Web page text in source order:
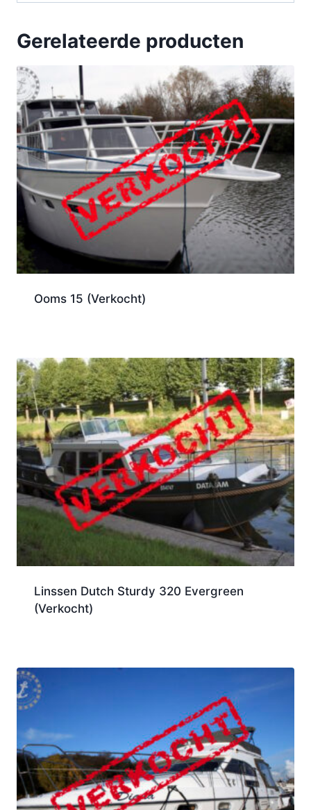
Gerelateerde producten
Ooms 15 (Verkocht)
Linssen Dutch Sturdy 320 Evergreen
(Verkocht)